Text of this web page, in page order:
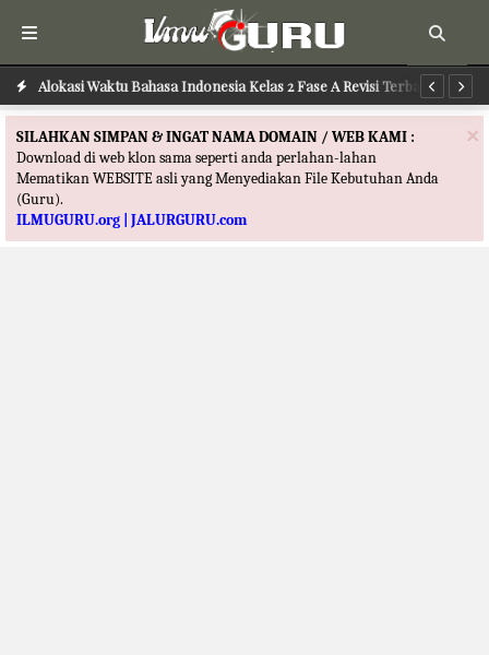
Alokasi Waktu Bahasa Indonesia Kelas 2 Fase A Revisi Terbaru
Alokasi Waktu Pend. Agama Kristen Kelas 1 Fase A Revisi Terbaru
×
SILAHKAN SIMPAN & INGAT NAMA DOMAIN / WEB KAMI :
Download di web klon sama seperti anda perlahan-lahan
Mematikan WEBSITE asli yang Menyediakan File Kebutuhan Anda
(Guru).
ILMUGURU.org | JALURGURU.com